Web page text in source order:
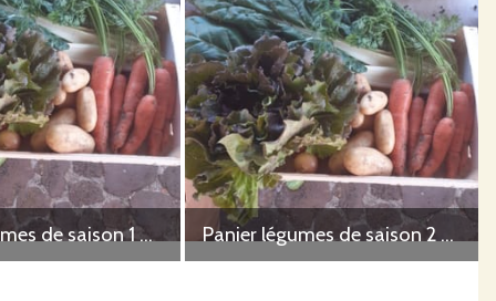
Panier légumes de saison 1 personne Panier légumes de saison 2 personnes